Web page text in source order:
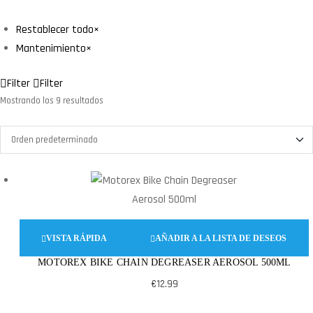
Restablecer todo×
Mantenimiento×
Filter Filter
Mostrando los 9 resultados
VISTA RÁPIDA AÑADIR A LA LISTA DE DESEOS
MOTOREX BIKE CHAIN DEGREASER AEROSOL 500ML
€12.99